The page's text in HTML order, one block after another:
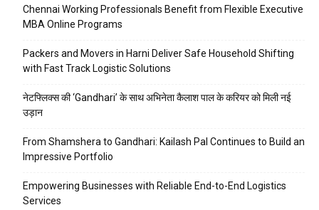
Chennai Working Professionals Benefit from Flexible Executive
MBA Online Programs
Packers and Movers in Harni Deliver Safe Household Shifting
with Fast Track Logistic Solutions
नेटफ्लिक्स की ‘Gandhari’ के साथ अभिनेता कैलाश पाल के करियर को मिली नई
उड़ान
From Shamshera to Gandhari: Kailash Pal Continues to Build an
Impressive Portfolio
Empowering Businesses with Reliable End-to-End Logistics
Services